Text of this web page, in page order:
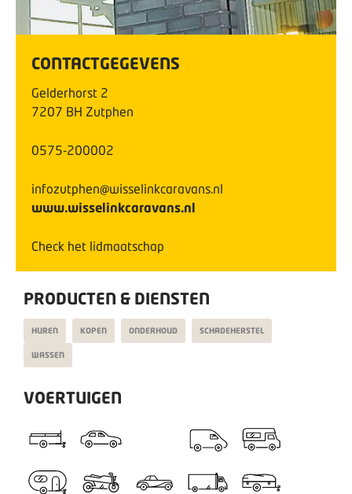
CONTACTGEGEVENS
Gelderhorst 2
7207 BH Zutphen
0575-200002
infozutphen@wisselinkcaravans.nl
www.wisselinkcaravans.nl
Check het lidmaatschap
PRODUCTEN & DIENSTEN
HUREN KOPEN ONDERHOUD SCHADEHERSTEL
WASSEN
VOERTUIGEN